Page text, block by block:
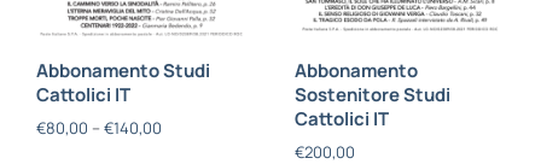
Abbonamento Studi
Cattolici IT
€80,00 – €140,00
Abbonamento
Sostenitore Studi
Cattolici IT
€200,00